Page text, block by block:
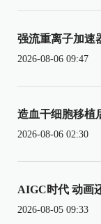
强流重离子加速
2026-08-06 09:47
造血干细胞移植
2026-08-06 02:30
AIGC时代 动画
2026-08-05 09:33